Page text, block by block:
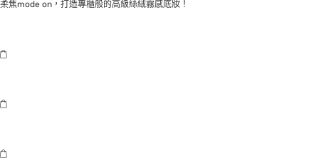
柔焦mode on，打造專櫃般的高級絲絨霧感底妝！